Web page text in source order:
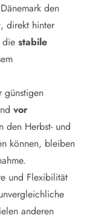
den
direkt hinter
die stabile
günstigen
vor
den Herbst- und
können, bleiben
und Flexibilität
anderen